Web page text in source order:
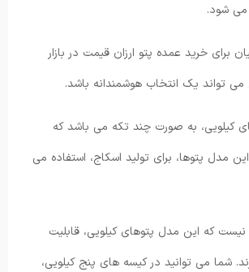
می شود.
برای خرید عمده پتو ارزان قیمت در بازار
می تواند یک انتخاب هوشمندانه باشد.
کیلویی، به صورت چند تکه می باشد که
این مدل پتوها، برای تولید اسکاج، استفاده می
نیست که این مدل پتوهای کیلویی، قابلیت
شما می توانید در کیسه های پنج کیلویی،